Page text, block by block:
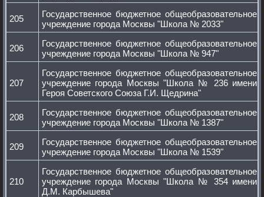
205
Государственное бюджетное общеобразовательное
учреждение города Москвы "Школа № 2033"
206
Государственное бюджетное общеобразовательное
учреждение города Москвы "Школа № 947"
207
Государственное бюджетное общеобразовательное
учреждение города Москвы "Школа № 236 имени
Героя Советского Союза Г.И. Щедрина"
208
Государственное бюджетное общеобразовательное
учреждение города Москвы "Школа № 1387"
209
Государственное бюджетное общеобразовательное
учреждение города Москвы "Школа № 1539"
210
Государственное бюджетное общеобразовательное
учреждение города Москвы "Школа № 354 имени
Д.М. Карбышева"